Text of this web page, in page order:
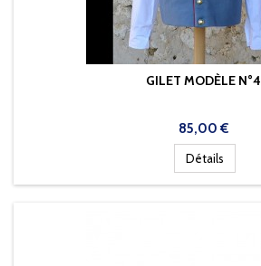
GILET MODÈLE N°4
Prix
85,00 €
Détails